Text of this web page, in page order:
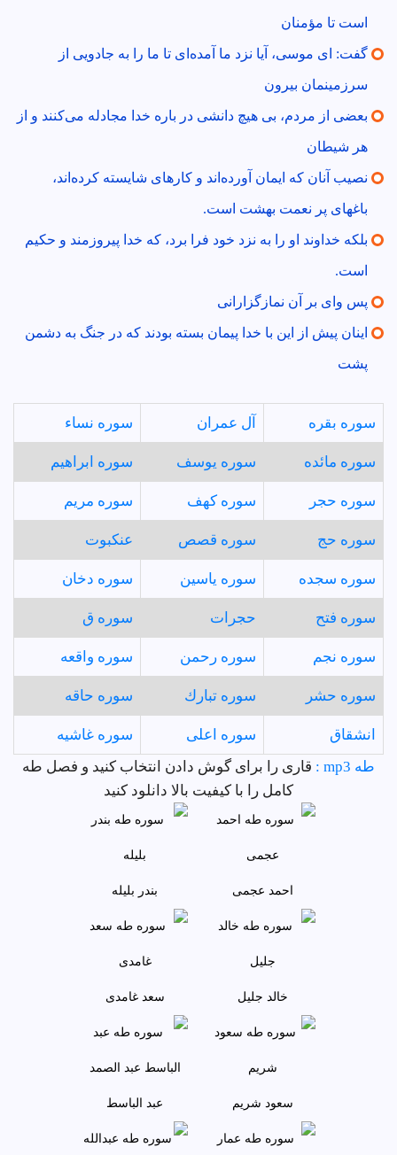
است تا مؤمنان
گفت: اى موسى، آيا نزد ما آمده‌اى تا ما را به جادويى از
سرزمينمان بيرون
بعضى از مردم، بى هيچ دانشى در باره خدا مجادله مى‌كنند و از
هر شيطان
نصيب آنان كه ايمان آورده‌اند و كارهاى شايسته كرده‌اند،
باغهاى پر نعمت بهشت است.
بلكه خداوند او را به نزد خود فرا برد، كه خدا پيروزمند و حكيم
است.
پس واى بر آن نمازگزارانى‌
اينان پيش از اين با خدا پيمان بسته بودند كه در جنگ به دشمن
پشت
سوره بقره آل عمران سوره نساء
سوره مائده سوره يوسف سوره ابراهيم
سوره حجر سوره كهف سوره مريم
سوره حج سوره قصص عنكبوت
سوره سجده سوره ياسين سوره دخان
سوره فتح حجرات سوره ق
سوره نجم سوره رحمن سوره واقعه
سوره حشر سوره تبارك سوره حاقه
انشقاق سوره اعلى
سوره غاشيه
طه mp3 :
قاری را برای گوش دادن انتخاب کنید و فصل طه
کامل را با کیفیت بالا دانلود کنید
احمد عجمى بندر بليله
خالد جليل سعد غامدی
سعود شريم عبد الباسط